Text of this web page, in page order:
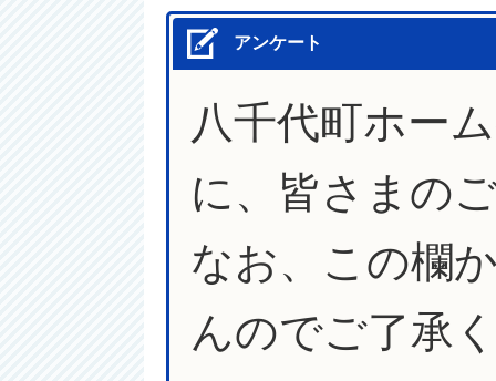
アンケート
八千代町ホー
に、皆さまの
なお、この欄
んのでご了承